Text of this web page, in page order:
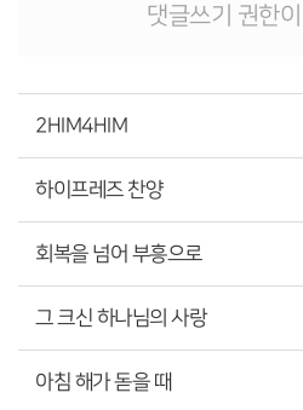
댓글쓰기 권한
2HIM4HIM
하이프레즈 찬양
회복을 넘어 부흥으로
그 크신 하나님의 사랑
아침 해가 돋을 때